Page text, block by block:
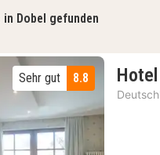
Dobel gefunden
8.8
Sehr gut